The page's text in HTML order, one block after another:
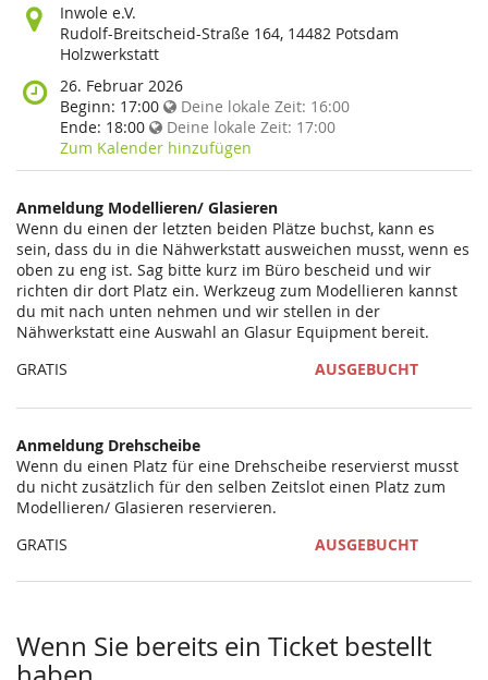
Wo
findet
diese
statt?
Inwole e.V.
Rudolf-Breitscheid-Straße 164, 14482 Potsdam
Holzwerkstatt
Wann
findet
diese
Veranstaltung
statt?
26. Februar 2026
Beginn: 17:00 Deine lokale Zeit: 16:00
Ende: 18:00 Deine lokale Zeit: 17:00
Zum Kalender hinzufügen
Anmeldung Modellieren/ Glasieren
Wenn du einen der letzten beiden Plätze buchst, kann es
sein, dass du in die Nähwerkstatt ausweichen musst, wenn es
oben zu eng ist. Sag bitte kurz im Büro bescheid und wir
richten dir dort Platz ein. Werkzeug zum Modellieren kannst
du mit nach unten nehmen und wir stellen in der
Nähwerkstatt eine Auswahl an Glasur Equipment bereit.
GRATIS
AUSGEBUCHT
Anmeldung Drehscheibe
Wenn du einen Platz für eine Drehscheibe reservierst musst
du nicht zusätzlich für den selben Zeitslot einen Platz zum
Modellieren/ Glasieren reservieren.
GRATIS
AUSGEBUCHT
Wenn Sie bereits ein Ticket bestellt